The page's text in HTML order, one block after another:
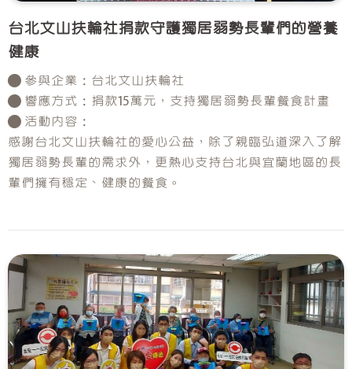
台北文山扶輪社捐款守護獨居弱勢長輩們的營養
健康
● 參與企業：台北文山扶輪社
● 響應方式：捐款15萬元，支持獨居弱勢長輩餐食計畫
● 活動內容：
感謝台北文山扶輪社的愛心公益，除了親臨弘道深入了解
獨居弱勢長輩的需求外，更熱心支持台北與宜蘭地區的長
輩們擁有穩定、健康的餐食。